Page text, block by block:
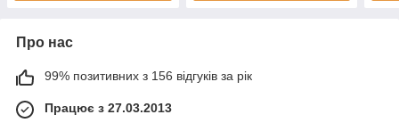
Про нас
99% позитивних з 156 відгуків за рік
Працює з 27.03.2013